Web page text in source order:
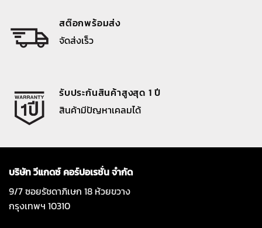
สต๊อกพร้อมส่ง
จัดส่งเร็ว
รับประกันสินค้าสูงสุด 1 ปี
สินค้ามีปัญหาเคลมได้
บริษัท วีแกดซ์ คอร์ปอเรชั่น จำกัด
9/7 ซอยรัชดาภิเษก 18 ห้วยขวาง
กรุงเทพฯ 10310